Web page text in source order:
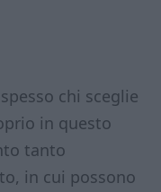
chi sceglie
in questo
tanto
in cui possono